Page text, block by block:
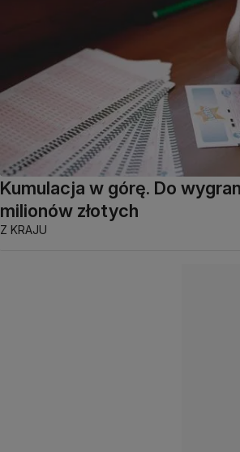
Kumulacja w górę. Do
milionów złotych
Z KRAJU